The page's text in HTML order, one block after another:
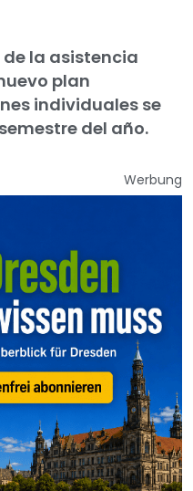
la asistencia
plan
individuales se
del año.
Werbung